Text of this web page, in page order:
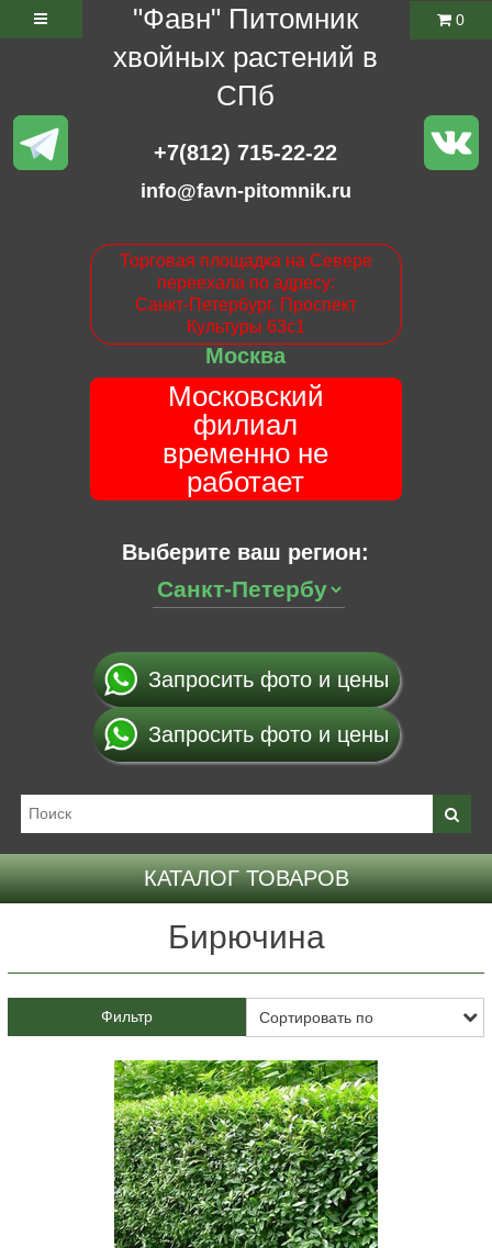
"Фавн" Питомник
хвойных растений в
СПб
+7(812) 715-22-22
info@favn-pitomnik.ru
Торговая площадка на Севере
переехала по адресу:
Санкт-Петербург. Проспект
Культуры 63с1
Москва
Московский
филиал
временно не
работает
Выберите ваш регион:
0
Запросить фото и цены
Запросить фото и цены
КАТАЛОГ ТОВАРОВ
Бирючина
Фильтр